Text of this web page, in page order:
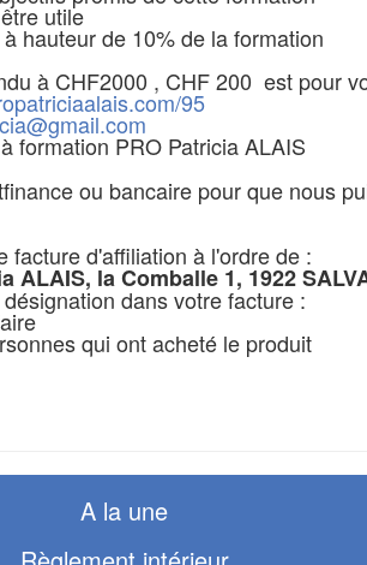
utile
hauteur de 10% de la formation
à CHF2000 , CHF 200 est pour
95
formation PRO Patricia ALAIS
ou bancaire pour que nous
facture d'affiliation à l'ordre de :
ALAIS, la Comballe 1, 1922
dans votre facture :
qui ont acheté le produit
A la une